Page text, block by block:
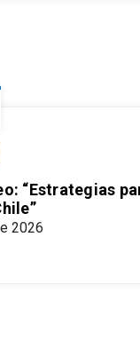
“Estrategias
2026